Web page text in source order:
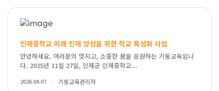
인제중학교 미래 인재 양성을 위한 학교 특성화 사업
안녕하세요. 여러분의 멋지고, 소중한 꿈을 응원하는 기둥교육입니
다. 2025년 11월 27일, 인제군 인제중학교...
2026.04.07 기둥교육관리자